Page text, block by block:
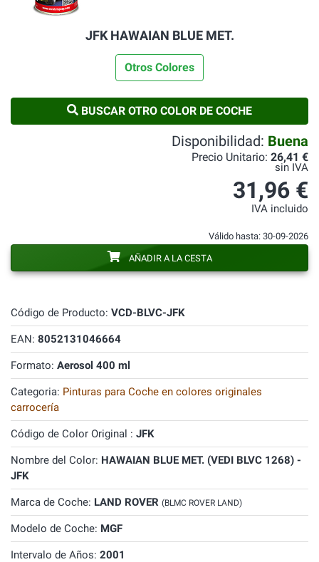
JFK HAWAIAN BLUE MET.
Otros Colores
BUSCAR OTRO COLOR DE COCHE
Código de Producto: VCD-BLVC-JFK
EAN: 8052131046664
Formato: Aerosol 400 ml
Categoria: Pinturas para Coche en colores originales
carrocería
Código de Color Original : JFK
Nombre del Color: HAWAIAN BLUE MET. (VEDI BLVC 1268) -
JFK
Marca de Coche: LAND ROVER (BLMC ROVER LAND)
Modelo de Coche: MGF
Intervalo de Años: 2001
Disponibilidad: Buena
Precio Unitario: 26,41 €
sin IVA
31,96 €
IVA incluido
Válido hasta: 30-09-2026
AÑADIR A LA CESTA